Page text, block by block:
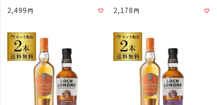
2,499 2,178